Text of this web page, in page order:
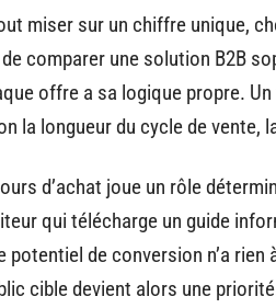
miser sur un chiffre unique,
comparer une solution B2B
offre a sa logique propre.
la longueur du cycle de vente,
d’achat joue un rôle
qui télécharge un guide
potentiel de conversion n’a rien
cible devient alors une